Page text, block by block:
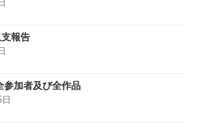
報告
参加者及び全作品